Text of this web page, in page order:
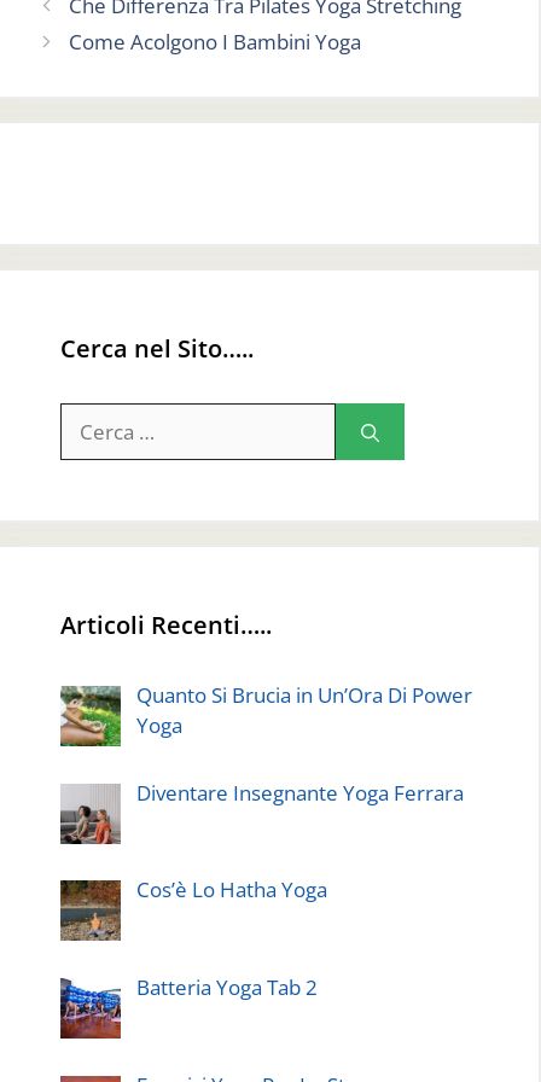
Che Differenza Tra Pilates Yoga Stretching
Come Acolgono I Bambini Yoga
Cerca nel Sito…..
per:
Articoli Recenti…..
Quanto Si Brucia in Un’Ora Di Power
Yoga
Diventare Insegnante Yoga Ferrara
Cos’è Lo Hatha Yoga
Batteria Yoga Tab 2